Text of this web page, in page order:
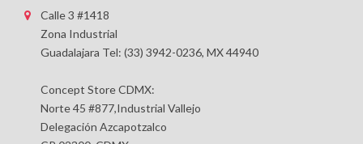
Calle 3 #1418
Zona Industrial
Guadalajara Tel: (33) 3942-0236, MX 44940
Concept Store CDMX:
Norte 45 #877,Industrial Vallejo
Delegación Azcapotzalco